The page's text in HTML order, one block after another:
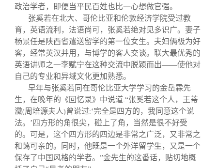
政治学者，即便当平民百姓也比一心想做官强。
张奚若在北大、哥伦比亚和伦敦经济学院受过教
育，英语流利，法语尚可，张奚若绝对见多识广。妻子
杨景任是陕西省遣送留学的第一位女生。夫妇俩极为好
客，经常英汉并用，与博学的客人交谈。联大最优秀的
英语讲师之一李赋宁在这种交流中脱颖而出——使他对
自己的专业和异域文化更加熟悉。
早年与张奚若同在哥伦比亚大学学习的金岳霖先
生，在晚年的《回忆录》中说道:“张奚若这个人，王蒂
瀓(周培源夫人) 曾说过:‘完全是四方的，我同意这个说
法。’四方形的角很尖，碰上了角，当然是很不好受
的。可是，这个四方形的四边是非常之广泛，又非常之
和蔼可亲的。同时，他既是一个外洋留学生，又是一个
保存了中国风格的学者。”金先生的这番话，贴切地概